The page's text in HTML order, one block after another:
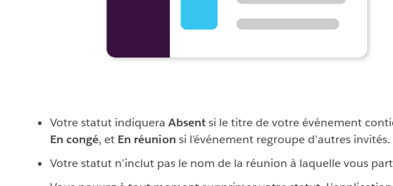
Votre statut indiquera Absentsi le titre de votre événement
En congé, et En réunion si l’événement regroupe d’autres invités.
Votre statut n’inclut pas le nom de la réunion à laquelle vous